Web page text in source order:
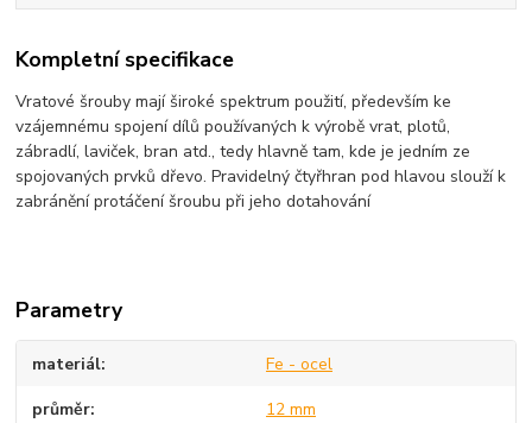
Kompletní specifikace
Vratové šrouby mají široké spektrum použití, především ke
vzájemnému spojení dílů používaných k výrobě vrat, plotů,
zábradlí, laviček, bran atd., tedy hlavně tam, kde je jedním ze
spojovaných prvků dřevo. Pravidelný čtyřhran pod hlavou slouží k
zabránění protáčení šroubu při jeho dotahování
Parametry
materiál Fe - ocel
průměr 12 mm